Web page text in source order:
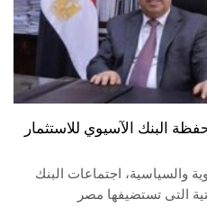
قيمة محفظة البنك الآسيوي للاستثمار
والسياسية، اجتماعات البنك
التى تستضيفها مصر